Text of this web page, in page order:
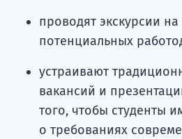
проводят экскурсии
потенциальных
устраивают
вакансий и
того, чтобы студенты
о требованиях